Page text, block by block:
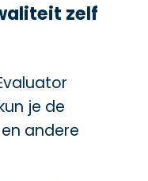
zelf
je de
andere